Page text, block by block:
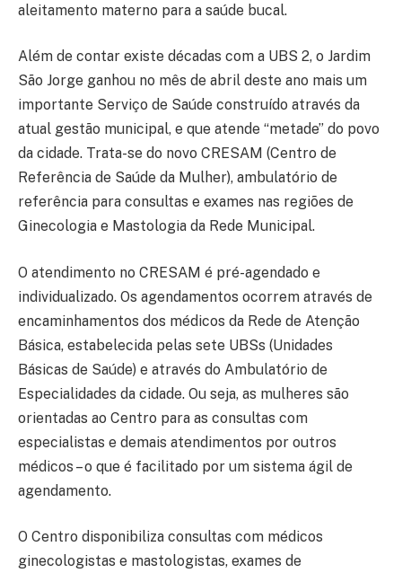
aleitamento materno para a saúde bucal.
Além de contar existe décadas com a UBS 2, o Jardim
São Jorge ganhou no mês de abril deste ano mais um
importante Serviço de Saúde construído através da
atual gestão municipal, e que atende “metade” do povo
da cidade. Trata-se do novo CRESAM (Centro de
Referência de Saúde da Mulher), ambulatório de
referência para consultas e exames nas regiões de
Ginecologia e Mastologia da Rede Municipal.
O atendimento no CRESAM é pré-agendado e
individualizado. Os agendamentos ocorrem através de
encaminhamentos dos médicos da Rede de Atenção
Básica, estabelecida pelas sete UBSs (Unidades
Básicas de Saúde) e através do Ambulatório de
Especialidades da cidade. Ou seja, as mulheres são
orientadas ao Centro para as consultas com
especialistas e demais atendimentos por outros
médicos – o que é facilitado por um sistema ágil de
agendamento.
O Centro disponibiliza consultas com médicos
ginecologistas e mastologistas, exames de